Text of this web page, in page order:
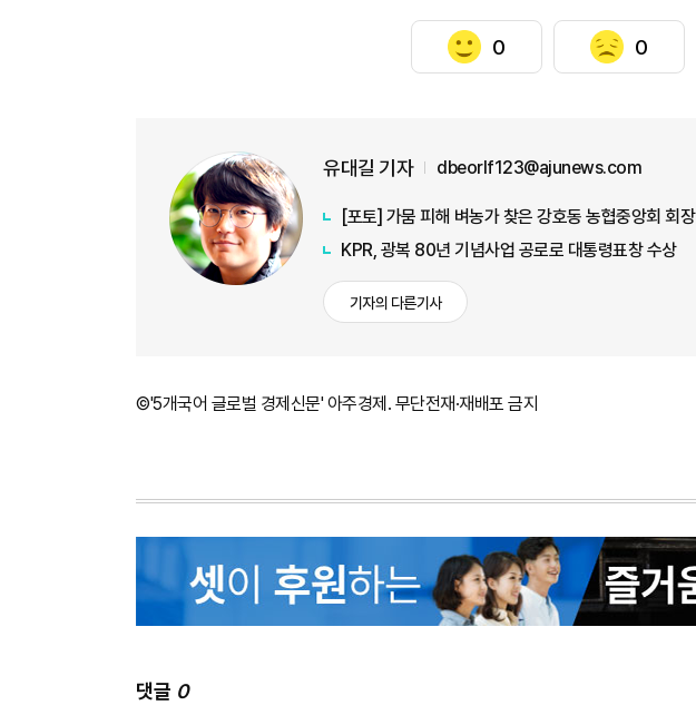
0 0
유대길 기자 dbeorlf123@ajunews.com
[포토] 가뭄 피해 벼농가 찾은 강호동 농협중앙회 회장
KPR, 광복 80년 기념사업 공로로 대통령표창 수상
기자의 다른기사
©'5개국어 글로벌 경제신문' 아주경제. 무단전재·재배포 금지
댓글 0